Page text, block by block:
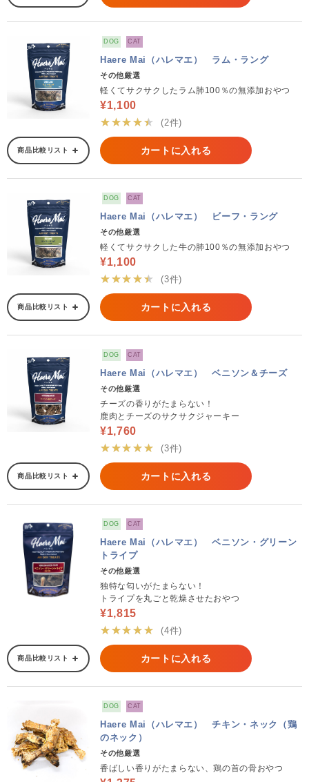
DOG CAT
Haere Mai（ハレマエ） ラム・ラング
その他厳選
軽くてサクサクしたラム肺100％の無添加おやつ
¥1,100
★★★★★
(2件)
商品比較リスト カートに入れる
DOG CAT
Haere Mai（ハレマエ） ビーフ・ラング
その他厳選
軽くてサクサクした牛の肺100％の無添加おやつ
¥1,100
★★★★★
(3件)
商品比較リスト カートに入れる
DOG CAT
Haere Mai（ハレマエ） ベニソン＆チーズ
その他厳選
チーズの香りがたまらない！
鹿肉とチーズのサクサクジャーキー
¥1,760
★★★★★
(3件)
商品比較リスト カートに入れる
DOG CAT
Haere Mai（ハレマエ） ベニソン・グリーン
トライプ
その他厳選
独特な匂いがたまらない！
トライプを丸ごと乾燥させたおやつ
¥1,815
★★★★★
(4件)
商品比較リスト カートに入れる
DOG CAT
Haere Mai（ハレマエ） チキン・ネック（鶏
のネック）
その他厳選
香ばしい香りがたまらない、鶏の首の骨おやつ